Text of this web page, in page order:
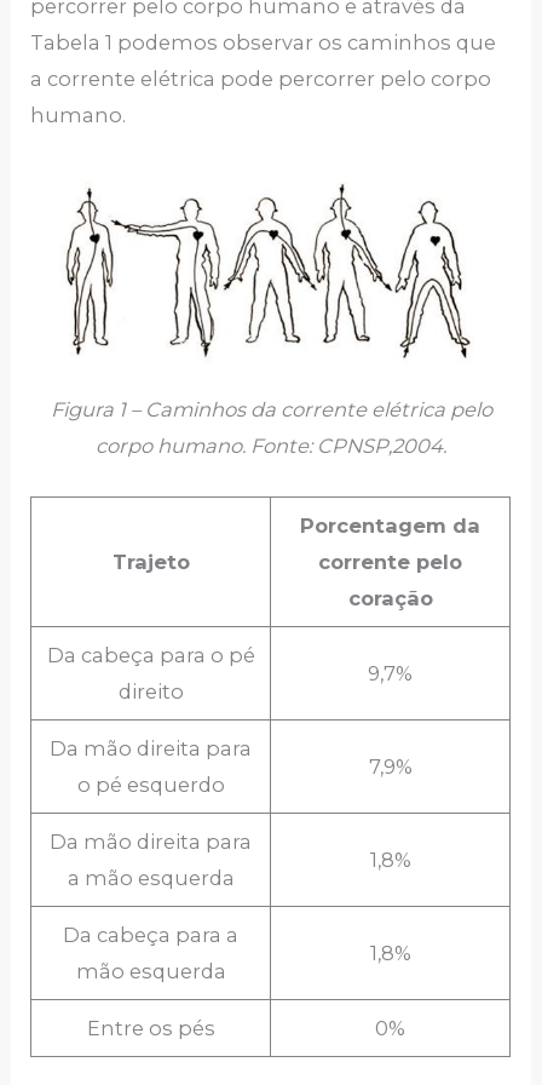
percorrer pelo corpo humano e através da
Tabela 1 podemos observar os caminhos que
a corrente elétrica pode percorrer pelo corpo
humano.
Figura 1 – Caminhos da corrente elétrica pelo
corpo humano. Fonte: CPNSP,2004.
Trajeto
Porcentagem da
corrente pelo
coração
Da cabeça para o pé
direito
9,7%
Da mão direita para
o pé esquerdo
7,9%
Da mão direita para
a mão esquerda
1,8%
Da cabeça para a
mão esquerda
1,8%
Entre os pés 0%